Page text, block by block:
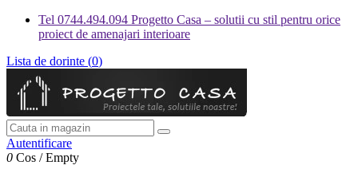
Tel 0744.494.094 Progetto Casa – solutii cu stil pentru orice
proiect de amenajari interioare
Lista de dorinte (0)
Autentificare
0 Cos /Empty